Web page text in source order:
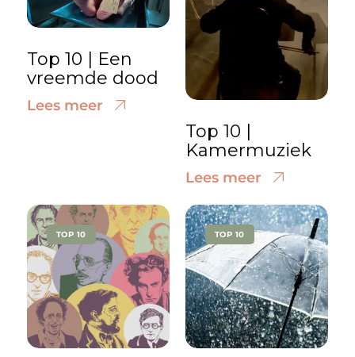
Top 10 | Een
vreemde dood
Lees meer
Top 10 |
Kamermuziek
Lees meer
TOP 10 TOP 10